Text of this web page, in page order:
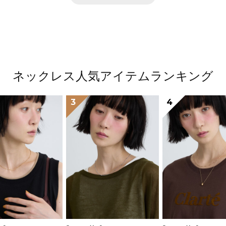
ネックレス人気アイテムランキング
3 4